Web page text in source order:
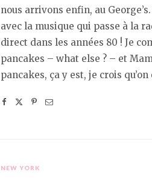
nous arrivons enfin, au
avec la musique qui passe à la
direct dans les années 80 ! Je
pancakes – what else ? – et
pancakes, ça y est, je crois
NEW YORK